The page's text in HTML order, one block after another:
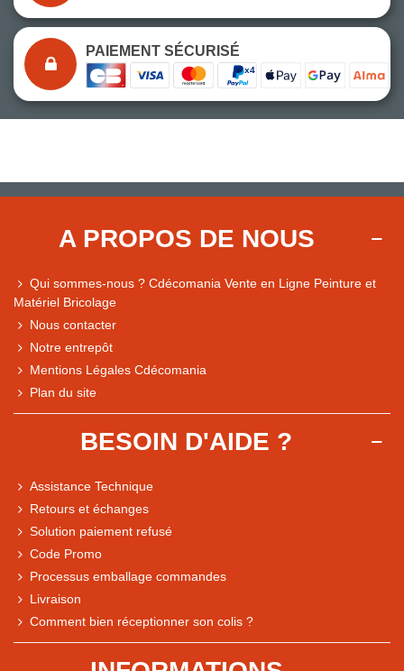
Comparaison des performances du magasin
PAIEMENT SÉCURISÉ
A PROPOS DE NOUS
Qui sommes-nous ? Cdécomania Vente en Ligne Peinture et
Matériel Bricolage
Nous contacter
Notre entrepôt
Mentions Légales Cdécomania
Plan du site
BESOIN D'AIDE ?
Assistance Technique
Retours et échanges
Solution paiement refusé
Code Promo
Processus emballage commandes
Livraison
Comment bien réceptionner son colis ?